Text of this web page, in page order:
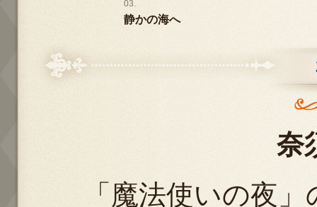
静かの海へ
奈
「魔法使いの夜